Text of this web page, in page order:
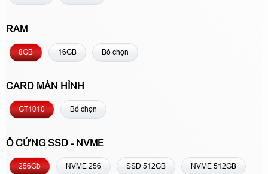
RAM
8GB 16GB Bỏ chọn
CARD MÀN HÌNH
GT1010 Bỏ chọn
Ổ CỨNG SSD - NVME
256Gb NVME 256 SSD 512GB NVME 512GB